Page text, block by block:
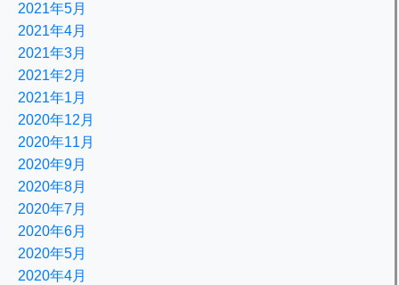
2021年5月
2021年4月
2021年3月
2021年2月
2021年1月
2020年12月
2020年11月
2020年9月
2020年8月
2020年7月
2020年6月
2020年5月
2020年4月